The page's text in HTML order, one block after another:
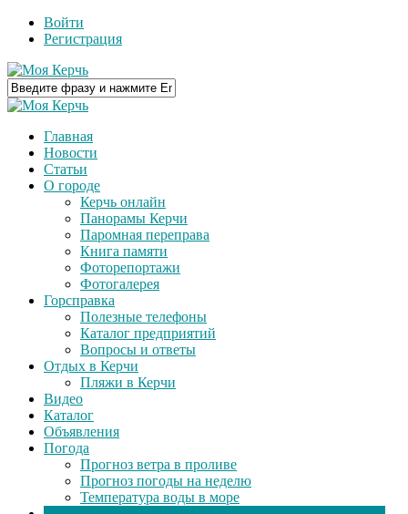
Войти
Регистрация
Главная
Новости
Статьи
О городе
Керчь онлайн
Панорамы Керчи
Паромная переправа
Книга памяти
Фоторепортажи
Фотогалерея
Горсправка
Полезные телефоны
Каталог предприятий
Вопросы и ответы
Отдых в Керчи
Пляжи в Керчи
Видео
Каталог
Объявления
Погода
Прогноз ветра в проливе
Прогноз погоды на неделю
Температура воды в море